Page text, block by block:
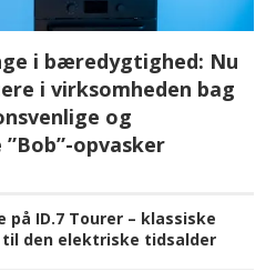
i bæredygtighed: Nu
i virksomheden bag
og
opvasker
på ID.7 Tourer – klassiske
den elektriske tidsalder